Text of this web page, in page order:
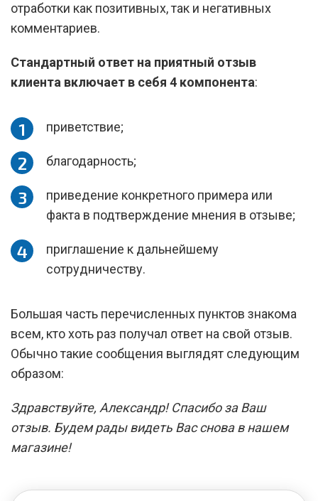
отработки как позитивных, так и негативных
комментариев.
Стандартный ответ на приятный отзыв
клиента включает в себя 4 компонента:
приветствие;
благодарность;
приведение конкретного примера или
факта в подтверждение мнения в отзыве;
приглашение к дальнейшему
сотрудничеству.
Большая часть перечисленных пунктов знакома
всем, кто хоть раз получал ответ на свой отзыв.
Обычно такие сообщения выглядят следующим
образом:
Здравствуйте, Александр! Спасибо за Ваш
отзыв. Будем рады видеть Вас снова в нашем
магазине!